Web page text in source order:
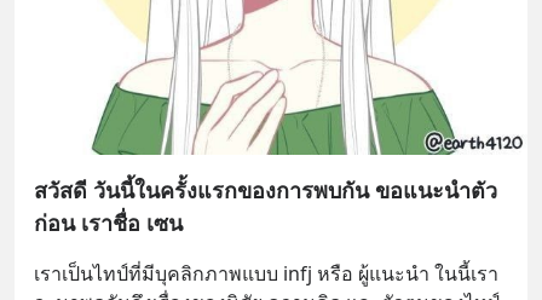
สวัสดี วันนี้ในครั้งแรกของการพบกัน ขอแนะนำตัว
ก่อน เราชื่อ เซน
เราเป็นไทป์ที่มีบุคลิกภาพแบบ infj หรือ ผู้แนะนำ ในนี้เรา